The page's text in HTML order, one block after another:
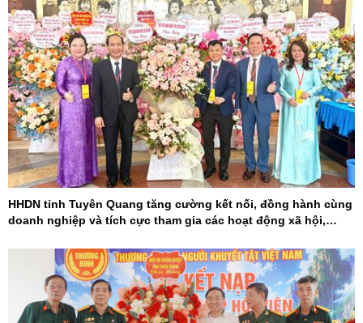
HHDN tỉnh Tuyên Quang tăng cường kết nối, đồng hành cùng
doanh nghiệp và tích cực tham gia các hoạt động xã hội,